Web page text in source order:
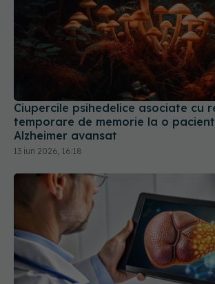
Ciupercile psihedelice asociate cu
temporare de memorie la o
Alzheimer avansat
13 iun 2026, 16:18